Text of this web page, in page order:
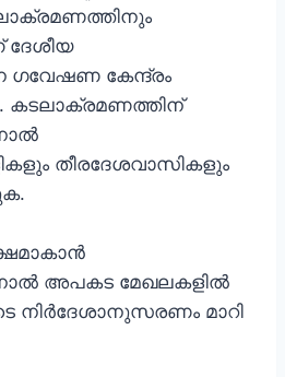
ഗവേഷണ കേന്ദ്രം
കടലാക്രമണത്തിന്
തീരദേശവാസികളും
അപകട മേഖലകളിൽ
നിർദേശാനുസരണം മാറി